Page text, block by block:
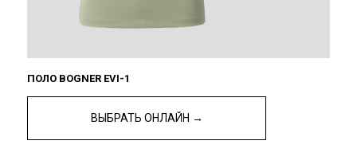
ПОЛО BOGNER EVI-1
ВЫБРАТЬ ОНЛАЙН →